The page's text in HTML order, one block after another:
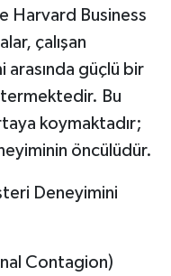
Harvard Business
çalışan
güçlü bir
Bu
koymaktadır;
öncülüdür.
Deneyimini
Contagion)